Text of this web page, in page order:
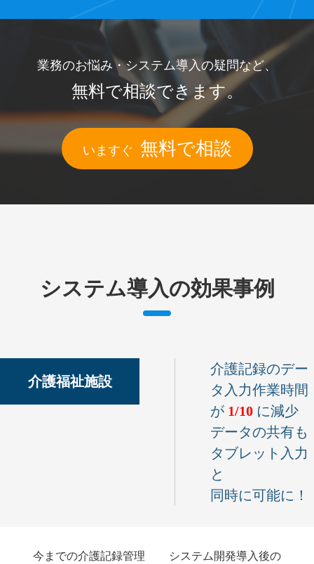
業務のお悩み・システム導入の疑問など、
無料で相談できます。
いますぐ 無料で相談
システム導入の効果事例
介護福祉施設
介護記録のデー
タ入力作業時間
が 1/10 に減少
データの共有も
タブレット入力
と
同時に可能に！
今までの介護記録管理
システム開発導入後の